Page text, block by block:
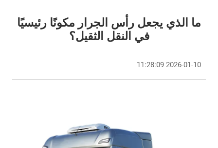
ما الذي يجعل رأس الجرار مكونًا رئيسيًا
في النقل الثقيل؟
2026-01-10 11:28:09